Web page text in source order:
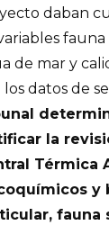
daban
de mar y
los datos de
la
Térmica
y
fauna